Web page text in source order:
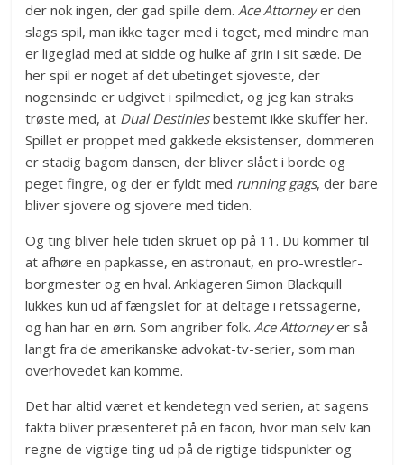
der nok ingen, der gad spille dem.Ace Attorneyer den
slags spil, man ikke tager med i toget, med mindre man
er ligeglad med at sidde og hulke af grin i sit sæde. De
her spil er noget af det ubetinget sjoveste, der
nogensinde er udgivet i spilmediet, og jeg kan straks
trøste med, at Dual Destiniesbestemt ikke skuffer her.
Spillet er proppet med gakkede eksistenser, dommeren
er stadig bagom dansen, der bliver slået i borde og
peget fingre, og der er fyldt med running gags, der bare
bliver sjovere og sjovere med tiden.
Og ting bliver hele tiden skruet op på 11. Du kommer til
at afhøre en papkasse, en astronaut, en pro-wrestler-
borgmester og en hval. Anklageren Simon Blackquill
lukkes kun ud af fængslet for at deltage i retssagerne,
og han har en ørn. Som angriber folk.Ace Attorneyer så
langt fra de amerikanske advokat-tv-serier, som man
overhovedet kan komme.
Det har altid været et kendetegn ved serien, at sagens
fakta bliver præsenteret på en facon, hvor man selv kan
regne de vigtige ting ud på de rigtige tidspunkter og